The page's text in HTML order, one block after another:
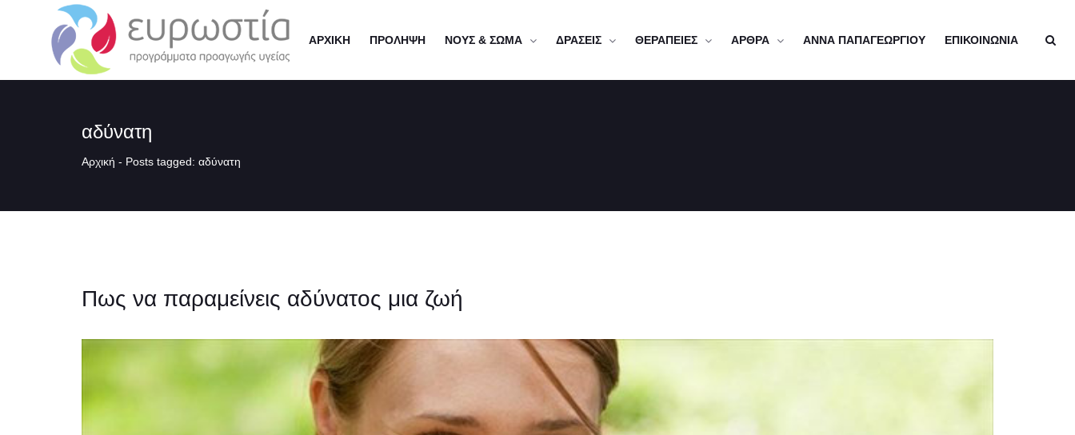
ΑΡΧΙΚΗ ΠΡΟΛΗΨΗ ΝΟΥΣ & ΣΩΜΑ ΔΡΑΣΕΙΣ ΘΕΡΑΠΕΙΕΣ ΑΡΘΡΑ ΑΝΝΑ ΠΑΠΑΓΕΩΡΓΙΟΥ ΕΠΙΚΟΙΝΩΝΙΑ
αδύνατη
Αρχική - Posts tagged: αδύνατη
Πως να παραμείνεις αδύνατος μια ζωή